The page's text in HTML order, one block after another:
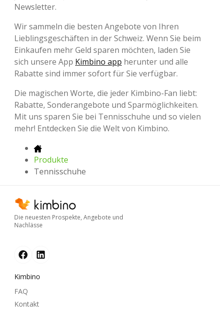
Newsletter.
Wir sammeln die besten Angebote von Ihren
Lieblingsgeschäften in der Schweiz. Wenn Sie beim
Einkaufen mehr Geld sparen möchten, laden Sie
sich unsere App Kimbino app herunter und alle
Rabatte sind immer sofort für Sie verfügbar.
Die magischen Worte, die jeder Kimbino-Fan liebt:
Rabatte, Sonderangebote und Sparmöglichkeiten.
Mit uns sparen Sie bei Tennisschuhe und so vielen
mehr! Entdecken Sie die Welt von Kimbino.
Produkte
Tennisschuhe
Die neuesten Prospekte, Angebote und
Nachlässe
Kimbino
FAQ
Kontakt